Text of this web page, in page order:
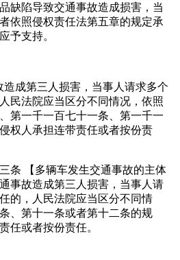
缺陷导致交通事故造成损害，当
依照侵权责任法第五章的规定承
予支持。
成第三人损害，当事人请求多个
民法院应当区分不同情况，依照
第一千一百七十一条、第一千一
权人承担连带责任或者按份责
条 【多辆车发生交通事故的主体
事故造成第三人损害，当事人请
的，人民法院应当区分不同情
、第十一条或者第十二条的规
任或者按份责任。